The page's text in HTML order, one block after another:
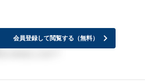
会員登録して閲覧する（無料）